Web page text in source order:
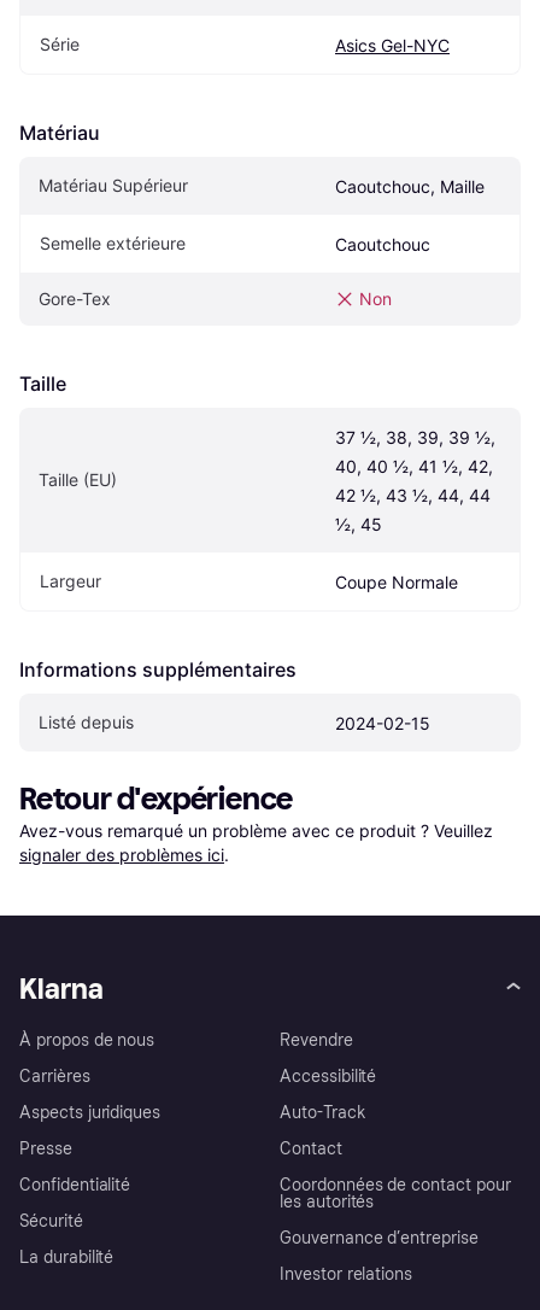
Série Asics Gel-NYC
Matériau
Matériau Supérieur Caoutchouc, Maille
Semelle extérieure Caoutchouc
Gore-Tex Non
Taille
Taille (EU)
37 ½, 38, 39, 39 ½,
40, 40 ½, 41 ½, 42,
42 ½, 43 ½, 44, 44
½, 45
Largeur Coupe Normale
Informations supplémentaires
Listé depuis 2024-02-15
Retour d'expérience
Avez-vous remarqué un problème avec ce produit ? Veuillez
signaler des problèmes ici.
Klarna
À propos de nous
Carrières
Aspects juridiques
Presse
Confidentialité
Sécurité
La durabilité
Revendre
Accessibilité
Auto-Track
Contact
Coordonnées de contact pour
les autorités
Gouvernance d’entreprise
Investor relations